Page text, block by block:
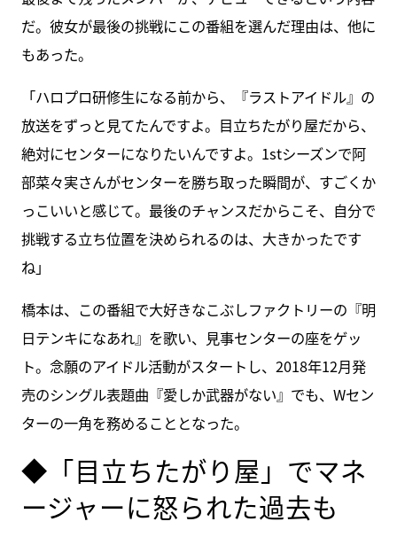
だ。彼女が最後の挑戦にこの番組を選んだ理由は、他に
もあった。
「ハロプロ研修生になる前から、『ラストアイドル』の
放送をずっと見てたんですよ。目立ちたがり屋だから、
絶対にセンターになりたいんですよ。1stシーズンで阿
部菜々実さんがセンターを勝ち取った瞬間が、すごくか
っこいいと感じて。最後のチャンスだからこそ、自分で
挑戦する立ち位置を決められるのは、大きかったです
ね」
橋本は、この番組で大好きなこぶしファクトリーの『明
日テンキになあれ』を歌い、見事センターの座をゲッ
ト。念願のアイドル活動がスタートし、2018年12月発
売のシングル表題曲『愛しか武器がない』でも、Wセン
ターの一角を務めることとなった。
◆「目立ちたがり屋」でマネ
ージャーに怒られた過去も